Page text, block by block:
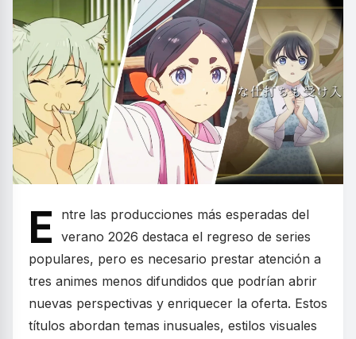
E
ntre las producciones más esperadas del
verano 2026 destaca el regreso de series
populares, pero es necesario prestar atención a
tres animes menos difundidos que podrían abrir
nuevas perspectivas y enriquecer la oferta. Estos
títulos abordan temas inusuales, estilos visuales